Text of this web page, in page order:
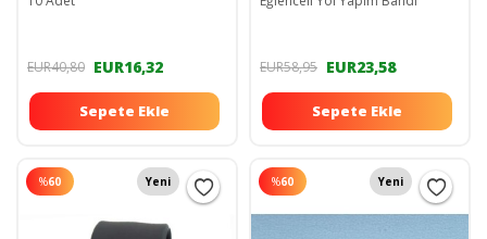
EUR40,80 EUR16,32
Sepete Ekle
EUR58,95 EUR23,58
Sepete Ekle
%60 Yeni %60 Yeni